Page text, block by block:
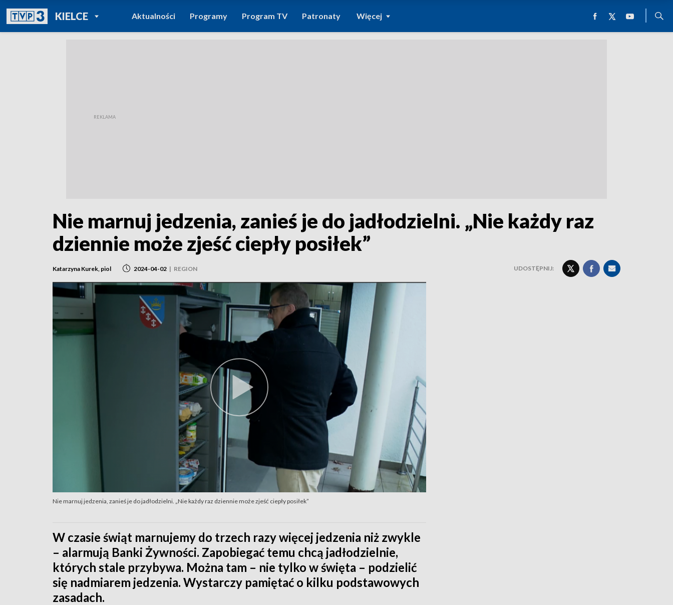
KIELCEPOWRÓT DO
TVP REGIONY
Aktualności Programy Program TV Patronaty Więcej
Nie marnuj jedzenia, zanieś je do jadłodzielni. „Nie każdy raz
dziennie może zjeść ciepły posiłek”
Katarzyna Kurek, piol 2024-04-02 | REGION UDOSTĘPNIJ:
Nie marnuj jedzenia, zanieś je do jadłodzielni. „Nie każdy raz dziennie może zjeść ciepły posiłek”
W czasie świąt marnujemy do trzech razy więcej jedzenia niż zwykle
– alarmują Banki Żywności. Zapobiegać temu chcą jadłodzielnie,
których stale przybywa. Można tam – nie tylko w święta – podzielić
się nadmiarem jedzenia. Wystarczy pamiętać o kilku podstawowych
zasadach.